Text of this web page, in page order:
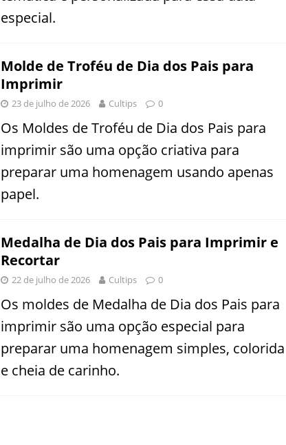
especial.
Molde de Troféu de Dia dos Pais para
Imprimir
23 de julho de 2026 Cultips 0
Os Moldes de Troféu de Dia dos Pais para
imprimir são uma opção criativa para
preparar uma homenagem usando apenas
papel.
Medalha de Dia dos Pais para Imprimir e
Recortar
22 de julho de 2026 Cultips 0
Os moldes de Medalha de Dia dos Pais para
imprimir são uma opção especial para
preparar uma homenagem simples, colorida
e cheia de carinho.